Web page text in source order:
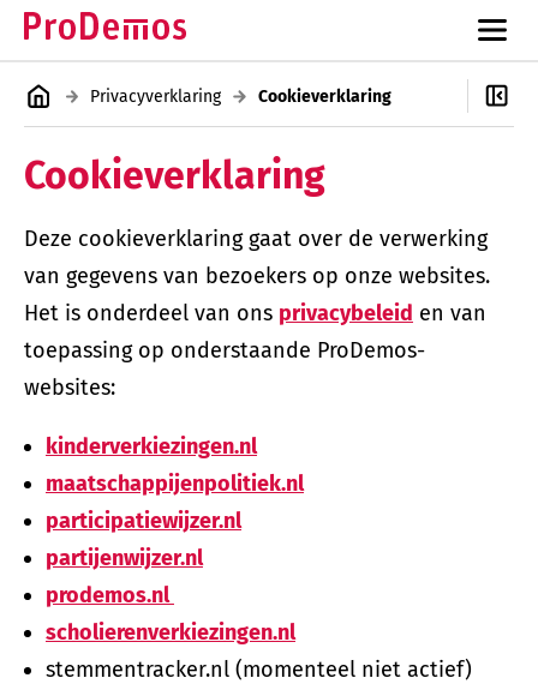
Privacyverklaring Cookieverklaring
Cookieverklaring
Deze cookieverklaring gaat over de verwerking
van gegevens van bezoekers op onze websites.
Het is onderdeel van ons privacybeleid en van
toepassing op onderstaande ProDemos-
websites:
kinderverkiezingen.nl
maatschappijenpolitiek.nl
participatiewijzer.nl
partijenwijzer.nl
prodemos.nl
scholierenverkiezingen.nl
stemmentracker.nl (momenteel niet actief)